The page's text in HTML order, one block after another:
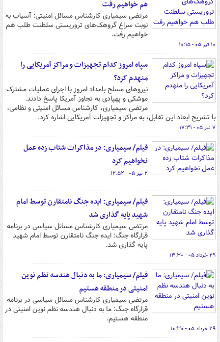
هم خواهیم رفت
مرتضی سیمیاری کارشناس مسائل امنیتی: آسیاب به
نوبت سراغ گروهک‌های تروریستی سلطنت طلب هم
خواهیم رفت.
۱۰ تیر ۰۵ - ۱۰:۱۵
سپاه امروز کدام تجهیزات و مراکز آمریکایی را
منهدم کرد؟
نیروهای مسلح بامداد امروز با اجرای عملیات مشترک
موشکی و پهپادی به تجاوز آمریکا پاسخ دادند.
مرتضی سیمیاری، کارشناس مسائل امنیتی و نظامی،
با تشریح ابعاد این تقابل، به مراکز و تجهیزات آمریکایی اشاره کرد.
۷ تیر ۰۵ - ۱۷:۳۱
فیلم/ سیمیاری: در مذاکرات شتاب زده عمل
نخواهیم کرد
۲ تیر ۰۵ - ۱۲:۵۲
فیلم/ سیمیاری: ایده جنگ نامتقارن توسط امام
شهید پایه گذاری شد
مرتضی سیمیاری کارشناس مسائل سیاسی در برنامه
قرارگاه جنگ: ایده جنگ نامتقارن توسط امام شهید
پایه گذاری شد.
۲۹ خرداد ۰۵ - ۱۳:۳۰
فیلم/ سیمیاری: ما به دنبال هندسه نظم نوین
امنیتی در منطقه هستیم
مرتضی سیمیاری کارشناس مسائل سیاسی در برنامه
قرارگاه جنگ: ما به دنبال هندسه نظم نوین امنیتی در
منطقه هستیم.
۲۹ خرداد ۰۵ - ۱۰:۳۰